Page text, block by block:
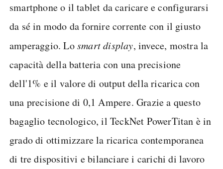
smartphone o il tablet da caricare e configurarsi
da sé in modo da fornire corrente con il giusto
amperaggio. Losmart display, invece, mostra la
capacità della batteria con una precisione
dell'1% e il valore di output della ricarica con
una precisione di 0,1 Ampere. Grazie a questo
bagaglio tecnologico, il TeckNet PowerTitan è in
grado di ottimizzare la ricarica contemporanea
di tre dispositivi e bilanciare i carichi di lavoro